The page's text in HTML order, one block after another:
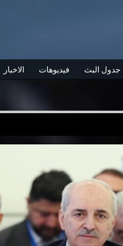
الاخبار فيديوهات جدول البث